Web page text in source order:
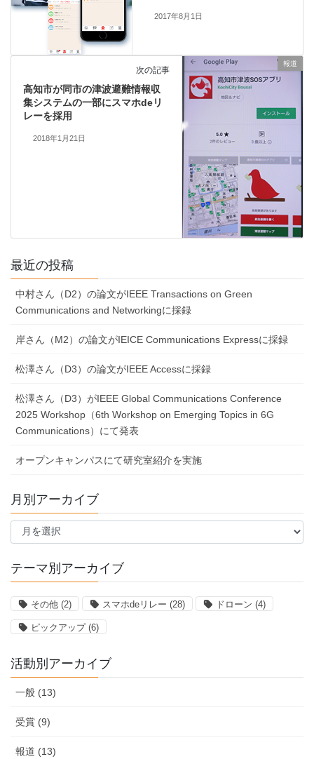
2017年8月1日
報道
次の記事
高知市が同市の津波避難情報収
集システムの一部にスマホdeリ
レーを採用
2018年1月21日
最近の投稿
中村さん（D2）の論文がIEEE Transactions on Green
Communications and Networkingに採録
岸さん（M2）の論文がIEICE Communications Expressに採録
松澤さん（D3）の論文がIEEE Accessに採録
松澤さん（D3）がIEEE Global Communications Conference
2025 Workshop（6th Workshop on Emerging Topics in 6G
Communications）にて発表
オープンキャンパスにて研究室紹介を実施
月別アーカイブ
月
ー
ブ
テーマ別アーカイブ
その他 (2) スマホdeリレー (28) ドローン (4)
ピックアップ(6)
活動別アーカイブ
一般 (13)
受賞 (9)
報道 (13)